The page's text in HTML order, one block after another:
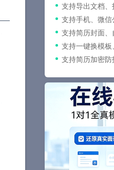
支持导出文档、
支持手机、微信
支持简历封面、
支持一键换模板
支持简历加密防